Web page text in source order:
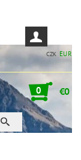
CZK EUR
0 €0